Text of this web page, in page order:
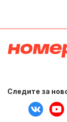
Следите за